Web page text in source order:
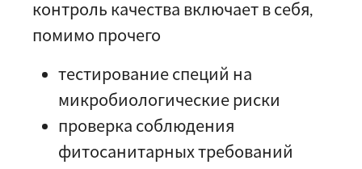
контроль качества включает в себя,
помимо прочего
тестирование специй на
микробиологические риски
проверка соблюдения
фитосанитарных требований